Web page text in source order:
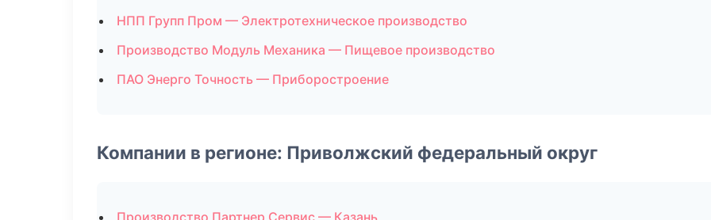
НПП Групп Пром — Электротехническое производство
Производство Модуль Механика — Пищевое производство
ПАО Энерго Точность — Приборостроение
Компании в регионе: Приволжский федеральный округ
Производство Партнер Сервис — Казань